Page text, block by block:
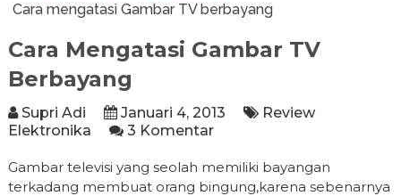
Cara mengatasi Gambar TV berbayang
Cara Mengatasi Gambar TV
Berbayang
Supri Adi Januari 4, 2013
Review
Elektronika
3 Komentar
Gambar televisi yang seolah memiliki bayangan
terkadang membuat orang bingung,karena sebenarnya